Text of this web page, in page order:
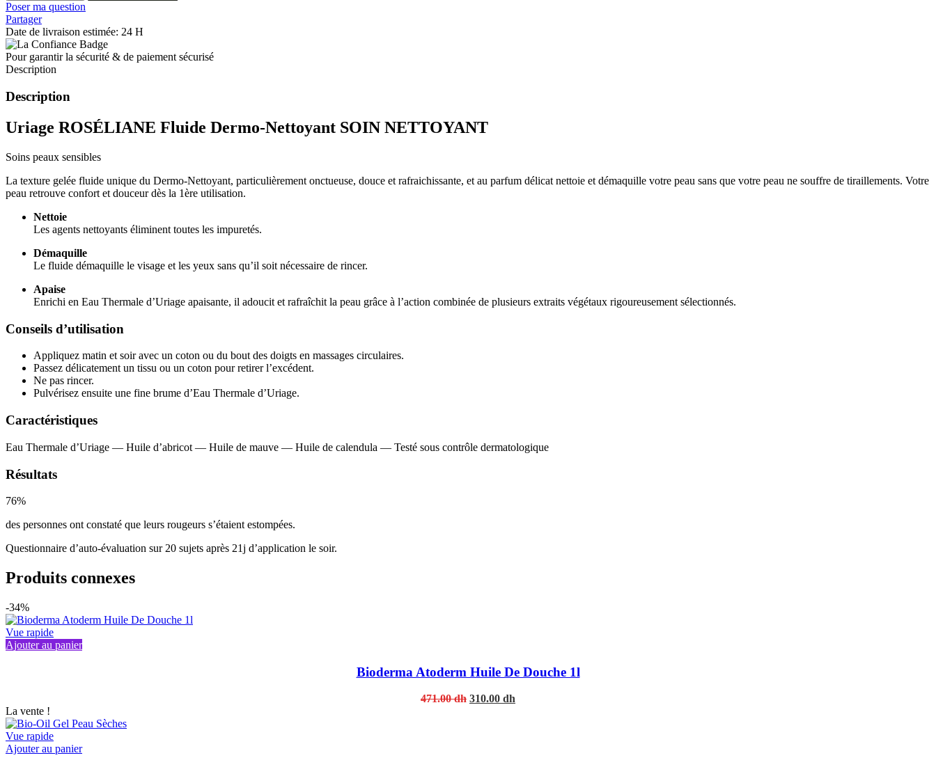
Poser ma question
Partager
Date de livraison estimée: 24 H
Pour garantir la sécurité & de paiement sécurisé
Description
Description
Uriage ROSÉLIANE Fluide Dermo-Nettoyant SOIN NETTOYANT
Soins peaux sensibles
La texture gelée fluide unique du Dermo-Nettoyant, particulièrement onctueuse, douce et rafraichissante, et au parfum délicat nettoie et démaquille votre peau sans que votre peau ne souffre de tiraillements. Votre
peau retrouve confort et douceur dès la 1ère utilisation.
Nettoie
Les agents nettoyants éliminent toutes les impuretés.
Démaquille
Le fluide démaquille le visage et les yeux sans qu’il soit nécessaire de rincer.
Apaise
Enrichi en Eau Thermale d’Uriage apaisante, il adoucit et rafraîchit la peau grâce à l’action combinée de plusieurs extraits végétaux rigoureusement sélectionnés.
Conseils d’utilisation
Appliquez matin et soir avec un coton ou du bout des doigts en massages circulaires.
Passez délicatement un tissu ou un coton pour retirer l’excédent.
Ne pas rincer.
Pulvérisez ensuite une fine brume d’Eau Thermale d’Uriage.
Caractéristiques
Eau Thermale d’Uriage — Huile d’abricot — Huile de mauve — Huile de calendula — Testé sous contrôle dermatologique
Résultats
76%
des personnes ont constaté que leurs rougeurs s’étaient estompées.
Questionnaire d’auto-évaluation sur 20 sujets après 21j d’application le soir.
Produits connexes
-34%
Vue rapide
Ajouter au panier
Bioderma Atoderm Huile De Douche 1l
471.00dh Original
310.00 dh
La vente !
Vue rapide
Ajouter au panierThis